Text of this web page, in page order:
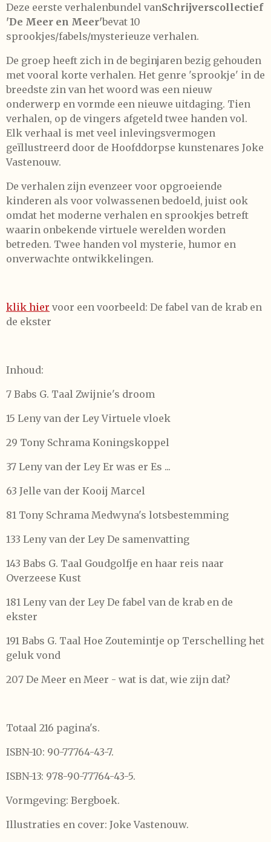
Deze eerste verhalenbundel vanSchrijverscollectief
'De Meer en Meer'bevat 10
sprookjes/fabels/mysterieuze verhalen.
De groep heeft zich in de beginjaren bezig gehouden
met vooral korte verhalen. Het genre 'sprookje' in de
breedste zin van het woord was een nieuw
onderwerp en vormde een nieuwe uitdaging. Tien
verhalen, op de vingers afgeteld twee handen vol.
Elk verhaal is met veel inlevingsvermogen
geïllustreerd door de Hoofddorpse kunstenares Joke
Vastenouw.
De verhalen zijn evenzeer voor opgroeiende
kinderen als voor volwassenen bedoeld, juist ook
omdat het moderne verhalen en sprookjes betreft
waarin onbekende virtuele werelden worden
betreden. Twee handen vol mysterie, humor en
onverwachte ontwikkelingen.
klik hier voor een voorbeeld: De fabel van de krab en
de ekster
Inhoud:
7 Babs G. Taal Zwijnie's droom
15 Leny van der Ley Virtuele vloek
29 Tony Schrama Koningskoppel
37 Leny van der Ley Er was er Es ...
63 Jelle van der Kooij Marcel
81 Tony Schrama Medwyna's lotsbestemming
133 Leny van der Ley De samenvatting
143 Babs G. Taal Goudgolfje en haar reis naar
Overzeese Kust
181 Leny van der Ley De fabel van de krab en de
ekster
191 Babs G. Taal Hoe Zoutemintje op Terschelling het
geluk vond
207 De Meer en Meer - wat is dat, wie zijn dat?
Totaal 216 pagina's.
ISBN-10: 90-77764-43-7.
ISBN-13: 978-90-77764-43-5.
Vormgeving: Bergboek.
Illustraties en cover: Joke Vastenouw.